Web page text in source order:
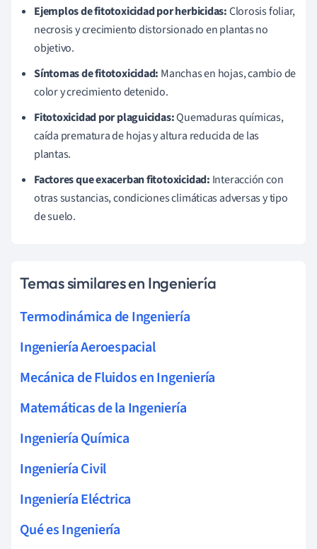
Ejemplos de fitotoxicidad por herbicidas:Clorosis foliar,
necrosis y crecimiento distorsionado en plantas no
objetivo.
Síntomas de fitotoxicidad: Manchas en hojas, cambio de
color y crecimiento detenido.
Fitotoxicidad por plaguicidas:Quemaduras químicas,
caída prematura de hojas y altura reducida de las
plantas.
Factores que exacerban fitotoxicidad: Interacción con
otras sustancias, condiciones climáticas adversas y tipo
de suelo.
Temas similares en Ingeniería
Termodinámica de Ingeniería
Ingeniería Aeroespacial
Mecánica de Fluidos en Ingeniería
Matemáticas de la Ingeniería
Ingeniería Química
Ingeniería Civil
Ingeniería Eléctrica
Qué es Ingeniería